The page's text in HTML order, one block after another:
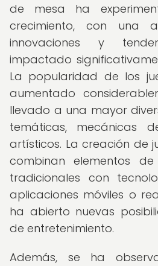
de mesa ha
crecimiento, con una
innovaciones y
impactado
La popularidad de los
aumentado
llevado a una mayor
temáticas, mecánicas
artísticos. La creación de
combinan elementos
tradicionales con
aplicaciones móviles o
ha abierto nuevas
de entretenimiento.
Además, se ha